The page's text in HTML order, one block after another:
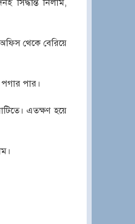
সিদ্ধান্ত নিলাম,
থেকে বেরিয়ে
পার।
এতক্ষণ হয়ে